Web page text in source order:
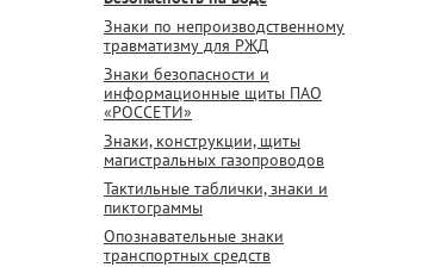
Знаки по непроизводственному
травматизму для РЖД
Знаки безопасности и
информационные щиты ПАО
«РОССЕТИ»
Знаки, конструкции, щиты
магистральных газопроводов
Тактильные таблички, знаки и
пиктограммы
Опознавательные знаки
транспортных средств